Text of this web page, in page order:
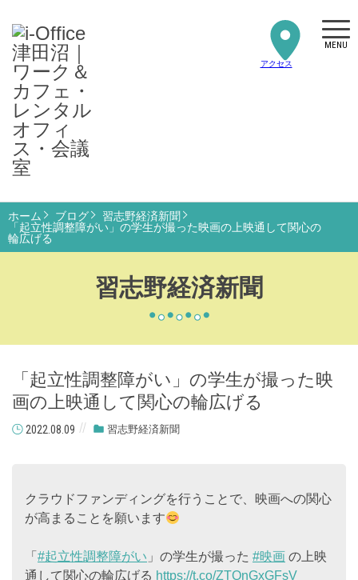
アクセス
MENU
習志野経済新聞
ホーム ブログ
習志野経済新聞
「起立性調整障がい」の学生が撮った映画の上映通して関心の
輪広げる
「起立性調整障がい」の学生が撮った映
画の上映通して関心の輪広げる
2022.08.09 習志野経済新聞
クラウドファンディングを行うことで、映画への関心
が高まることを願います
「 #起立性調整障がい 」の学生が撮った #映画 の上映
通して関心の輪広げる https://t.co/ZTQnGxGFsV